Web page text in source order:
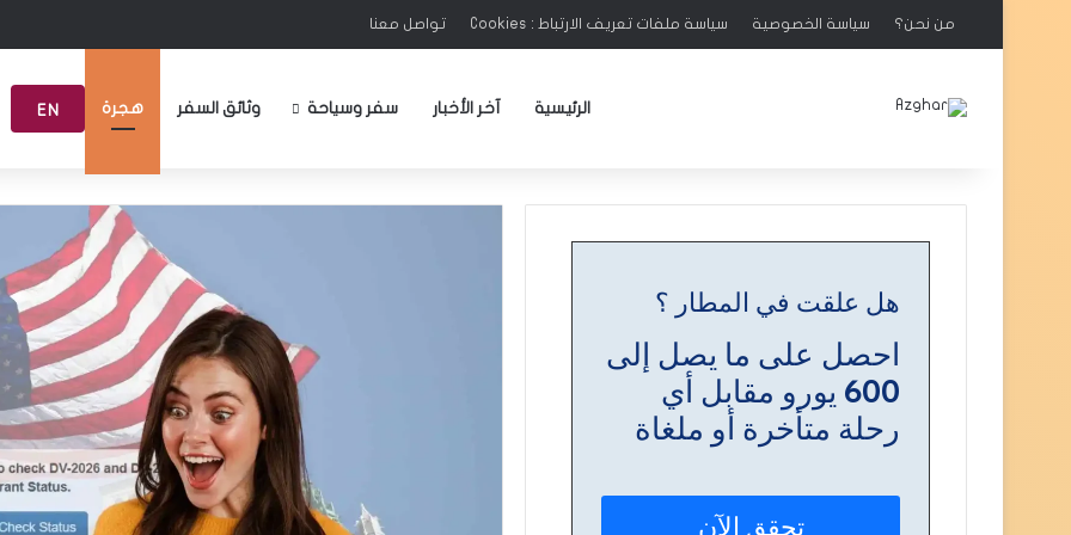
من نحن؟ سياسة الخصوصية سياسة ملفات تعريف الارتباط : Cookies تواصل معنا
الرئيسية آخر الأخبار سفر وسياحة وثائق السفر هجرة EN